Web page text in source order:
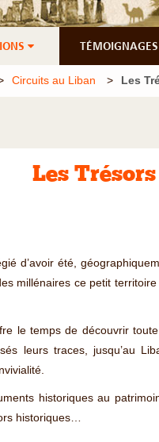
TÉMOIGNAGES
Circuits au Liban Les
Les
d’avoir été,
millénaires ce petit
le temps de découvrir
leurs traces, jusqu’au
historiques au
historiques…